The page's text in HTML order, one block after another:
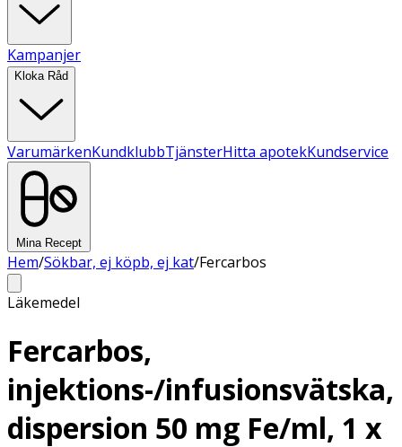
Kampanjer
Kloka Råd
VarumärkenKundklubbTjänsterHitta apotekKundservice
Mina Recept
Hem/Sökbar, ej köpb, ej kat/Fercarbos
Läkemedel
Fercarbos,
injektions-/infusionsvätska,
dispersion 50 mg Fe/ml, 1 x